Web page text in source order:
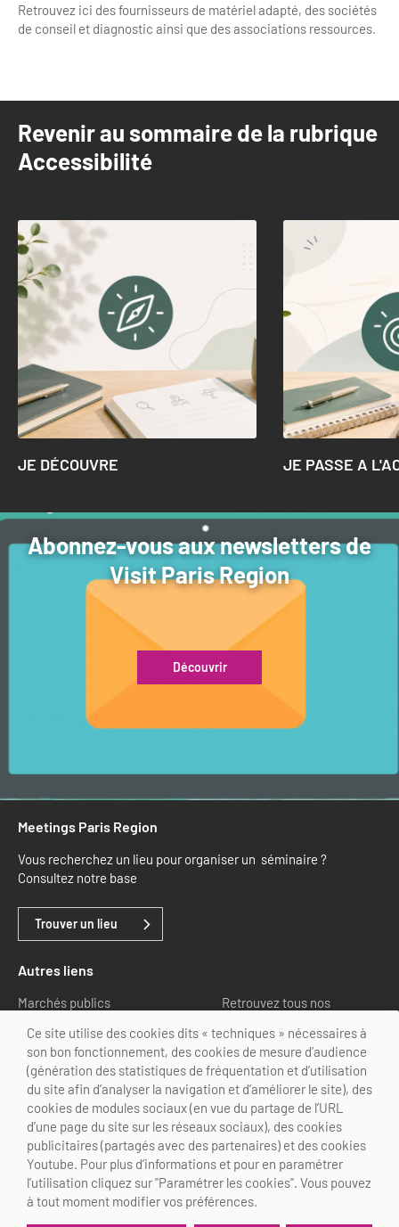
Retrouvez ici des fournisseurs de matériel adapté, des sociétés
de conseil et diagnostic ainsi que des associations ressources.
Revenir au sommaire de la rubrique
Accessibilité
slide
1
to
2
of
JE DÉCOUVRE JE PASSE A
Abonnez-vous aux newsletters de
Visit Paris Region
Découvrir
Meetings Paris Region
Vous recherchez un lieu pour organiser un séminaire ?
Consultez notre base
Trouver un lieu
Autres liens
Marchés publics
Retrouvez tous nos
Nous suivre
@Choose Paris Region
Mentions légales
Crédits Personnalisation des cookies
Ce site utilise des cookies dits « techniques » nécessaires à
son bon fonctionnement, des cookies de mesure d’audience
(génération des statistiques de fréquentation et d’utilisation
du site afin d’analyser la navigation et d’améliorer le site), des
cookies de modules sociaux (en vue du partage de l’URL
d’une page du site sur les réseaux sociaux), des cookies
publicitaires (partagés avec des partenaires) et des cookies
Youtube. Pour plus d’informations et pour en paramétrer
l’utilisation cliquez sur "Paramétrer les cookies". Vous pouvez
à tout moment modifier vos préférences.